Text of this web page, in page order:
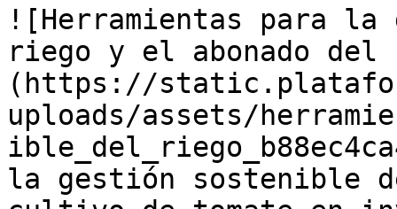
![Herramientas para
riego y el abonado
(https://
uploads/assets/
la gestión sostenible